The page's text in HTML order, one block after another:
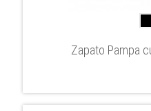
Zapato Pampa